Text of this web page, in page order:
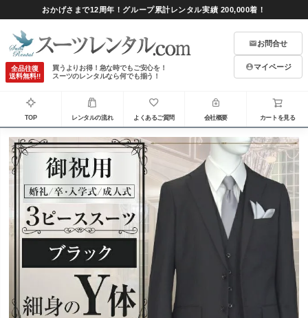
おかげさまで12周年！グループ累計レンタル実績 200,000着！
全品往復
送料無料!!
買うよりお得！急な時でもご安心を！
スーツのレンタルなら何でも揃う！
お問合せ
マイページ
TOP レンタルの流れ よくあるご質問 会社概要 カートを見る